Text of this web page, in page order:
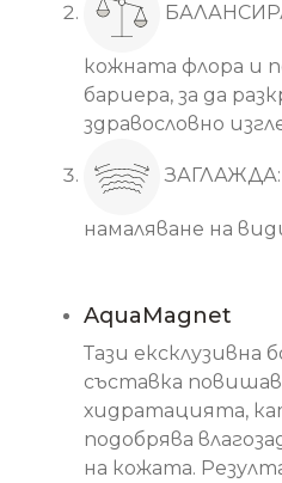
кожната флора и
бариера, за да
здравословно
ЗАГЛАЖДА:
намаляване на
AquaMagnet
Тази ексклузивна
съставка
хидратацията,
подобрява
на кожата.